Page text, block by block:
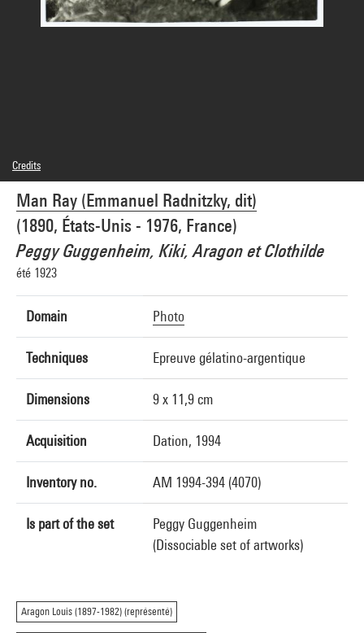
Man Ray (Emmanuel Radnitzky, dit)
(1890, États-Unis - 1976, France)
Peggy Guggenheim, Kiki, Aragon et Clothilde
été 1923
Domain Photo
Techniques Epreuve gélatino-argentique
Dimensions 9 x 11,9 cm
Acquisition Dation, 1994
Inventory no. AM 1994-394 (4070)
Is part of the set
Peggy Guggenheim
(Dissociable set of artworks)
Aragon Louis (1897-1982) (représenté)
Credits
© Man Ray Trust / Adagp, Paris
Photo credits : Centre Pompidou, MNAM-CCI/Guy Carrard/Dist. GrandPalaisRmn
Image reference : 4N19100
Image presentation :GrandPalaisRmnPhoto